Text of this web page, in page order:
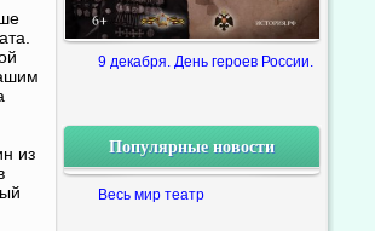
из
9 декабря. День героев России.
Популярные новости
Весь мир театр